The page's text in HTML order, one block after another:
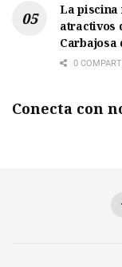
La piscina
atractivos
Carbajosa
0
Conecta con